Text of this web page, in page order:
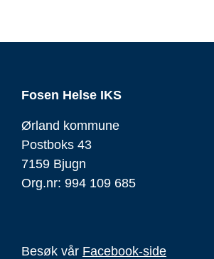
Fosen Helse IKS
Ørland kommune
Postboks 43
7159 Bjugn
Org.nr: 994 109 685
Besøk vår Facebook-side